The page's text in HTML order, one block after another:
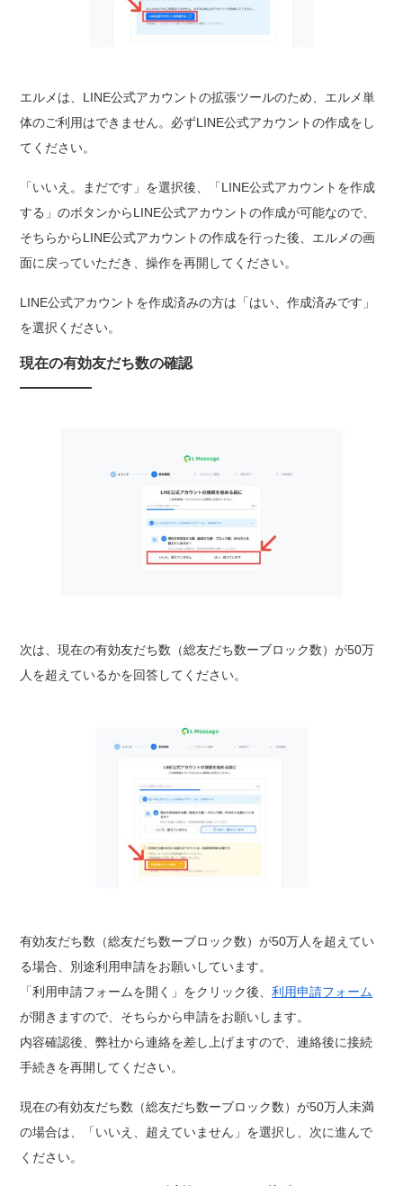
エルメは、LINE公式アカウントの拡張ツールのため、エルメ単
体のご利用はできません。必ずLINE公式アカウントの作成をし
てください。
「いいえ。まだです」を選択後、「LINE公式アカウントを作成
する」のボタンからLINE公式アカウントの作成が可能なので、
そちらからLINE公式アカウントの作成を行った後、エルメの画
面に戻っていただき、操作を再開してください。
LINE公式アカウントを作成済みの方は「はい、作成済みです」
を選択ください。
現在の有効友だち数の確認
次は、現在の有効友だち数（総友だち数ーブロック数）が50万
人を超えているかを回答してください。
有効友だち数（総友だち数ーブロック数）が50万人を超えてい
る場合、別途利用申請をお願いしています。
「利用申請フォームを開く」をクリック後、利用申請フォーム
が開きますので、そちらから申請をお願いします。
内容確認後、弊社から連絡を差し上げますので、連絡後に接続
手続きを再開してください。
現在の有効友だち数（総友だち数ーブロック数）が50万人未満
の場合は、「いいえ、超えていません」を選択し、次に進んで
ください。